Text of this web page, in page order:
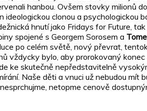
hanbou. Ovšem stovky milionů
clonou a psychologickou
hnutí jako Fridays for Future, tak
spojené s Georgem Sorosem a
po celém světě, nový převrat,
vždycky bylo, aby prorokovaný
ke skutečně nepředstavitelně
Naše děti a vnuci už nebudou mít
netopme cenově